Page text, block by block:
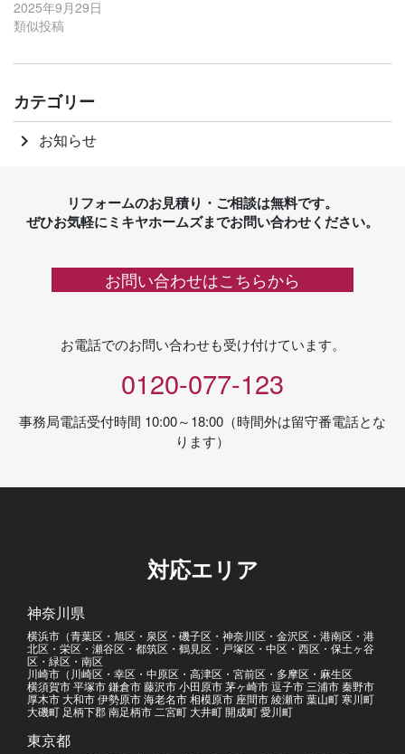
2025年9月29日
類似投稿
カテゴリー
keyboard_arrow_right お知らせ
リフォームのお見積り・ご相談は無料です。
ぜひお気軽にミキヤホームズまでお問い合わせください。
お問い合わせはこちらから
お電話でのお問い合わせも受け付けています。
0120-077-123
事務局電話受付時間 10:00～18:00（時間外は留守番電話とな
ります）
対応エリア
神奈川県
横浜市（青葉区・旭区・泉区・磯子区・神奈川区・金沢区・港南区・港
北区・栄区・瀬谷区・都筑区・鶴見区・戸塚区・中区・西区・保土ヶ谷
区・緑区・南区
川崎市（川崎区・幸区・中原区・高津区・宮前区・多摩区・麻生区
横須賀市 平塚市 鎌倉市 藤沢市 小田原市 茅ヶ崎市 逗子市 三浦市 秦野市
厚木市 大和市 伊勢原市 海老名市 相模原市 座間市 綾瀬市 葉山町 寒川町
大磯町 足柄下郡 南足柄市 二宮町 大井町 開成町 愛川町
東京都